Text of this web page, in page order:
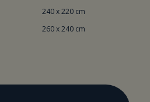
240 x 220 cm
260 x 240 cm